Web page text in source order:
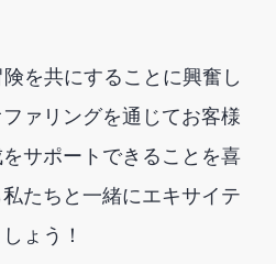
を共にすることに興奮し
ァリングを通じてお客様
サポートできることを喜
たちと一緒にエキサイテ
ょう！